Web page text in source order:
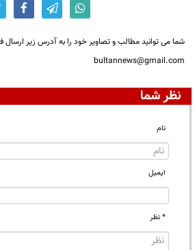
شما می توانید مطالب و تصاویر خود را به آدرس زیر ارسال
bultannews@gmail.com
نظر شما
نام
ایمیل
* نظر